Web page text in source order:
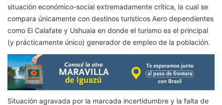
situación económico-social extremadamente crítica, la cual se
compara únicamente con destinos turísticos Aero dependientes
como El Calafate y Ushuaia en donde el turismo es el principal
(y prácticamente único) generador de empleo de la población.
Situación agravada por la marcada incertidumbre y la falta de